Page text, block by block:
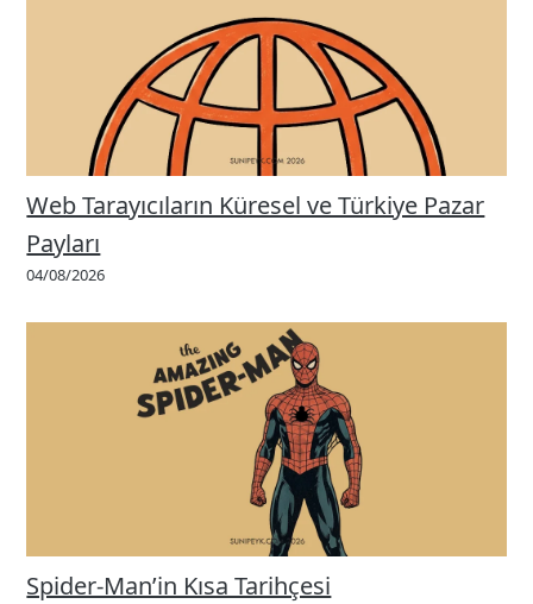
Web Tarayıcıların Küresel ve Türkiye Pazar
Payları
04/08/2026
Spider-Man’in Kısa Tarihçesi